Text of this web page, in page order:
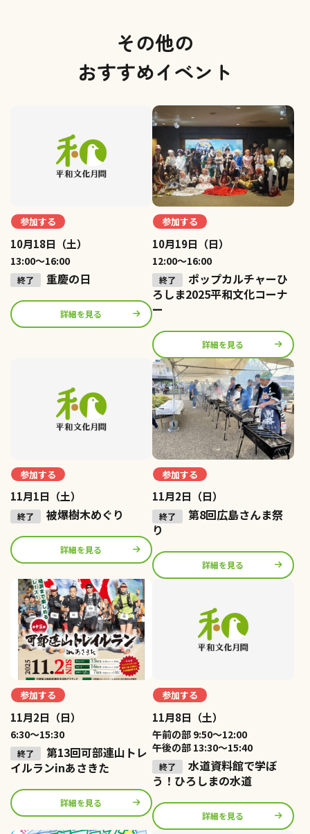
その他の
おすすめイベント
参加する
10月18日（土）
13:00〜16:00
重慶の日
詳細を見る
参加する
10月19日（日）
12:00〜16:00
ポップカルチャーひ
ろしま2025平和文化コーナ
ー
詳細を見る
参加する
11月1日（土）
被爆樹木めぐり
詳細を見る
参加する
11月2日（日）
第8回広島さんま祭
り
詳細を見る
参加する
11月2日（日）
6:30〜15:30
第13回可部連山トレ
イルランinあさきた
詳細を見る
参加する
11月8日（土）
午前の部 9:50～12:00
午後の部 13:30～15:40
水道資料館で学ぼ
う！ひろしまの水道
詳細を見る